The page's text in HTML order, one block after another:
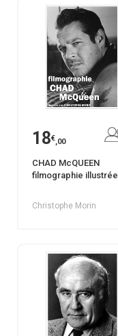
18€,00
CHAD McQUEEN
filmographie illustrée
Christophe Morin